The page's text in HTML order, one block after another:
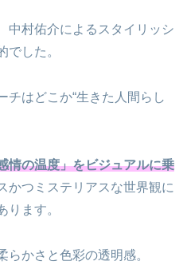
中村佑介によるスタイリッシ
でした。
チはどこか“生きた人間らし
情の温度」をビジュアルに乗
かつミステリアスな世界観に
ります。
かさと色彩の透明感。